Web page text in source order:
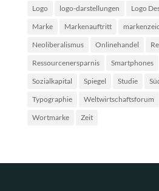
Logo
logo-darstellungen Logo
Marke
Markenauftritt
Neoliberalismus
Onlinehandel
Ressourcenersparnis
Smartphones
Sozialkapital
Spiegel Studie
Typographie
Weltwirtschaftsforum
Wortmarke
Zeit